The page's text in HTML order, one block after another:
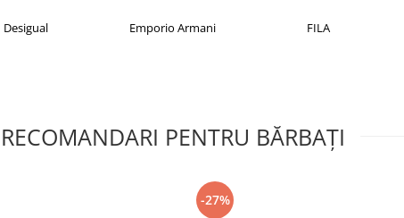
Emporio Armani
RECOMANDARI PENTRU BĂRBAŢI
-27%